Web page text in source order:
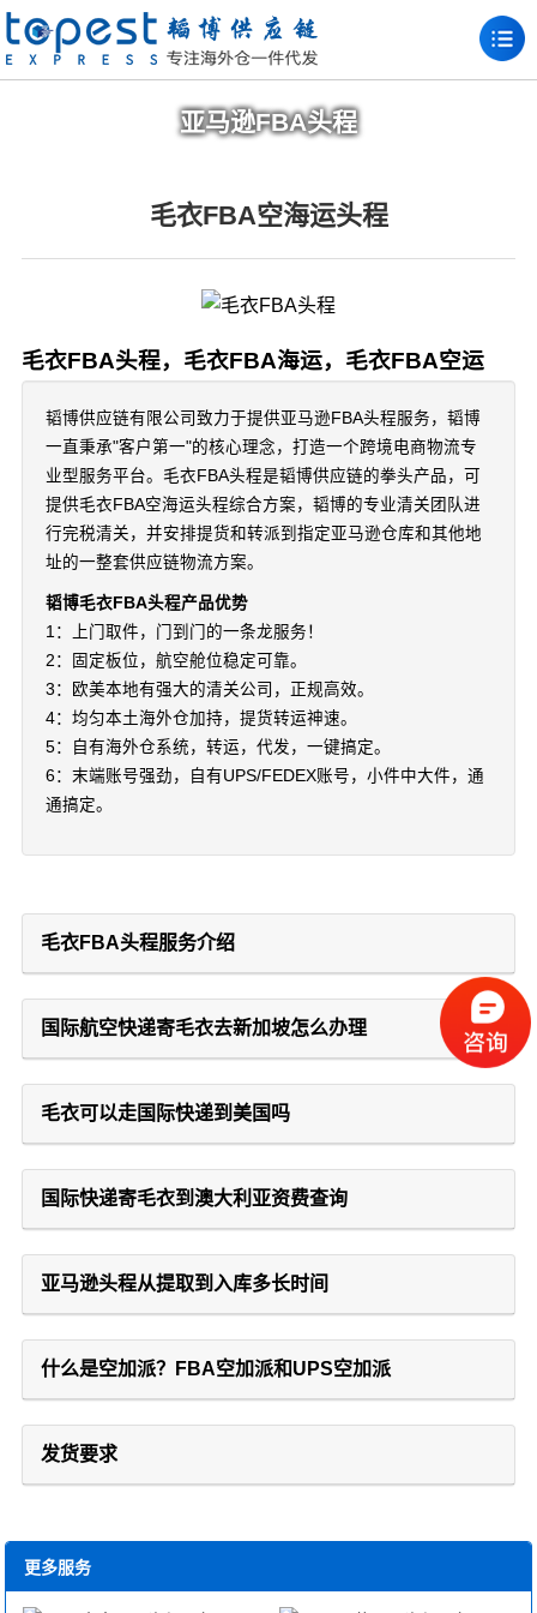
亚马逊FBA头程
毛衣FBA空海运头程
毛衣FBA头程，毛衣FBA海运，毛衣FBA空运
韬博供应链有限公司致力于提供亚马逊FBA头程服务，韬博
一直秉承"客户第一"的核心理念，打造一个跨境电商物流专
业型服务平台。毛衣FBA头程是韬博供应链的拳头产品，可
提供毛衣FBA空海运头程综合方案，韬博的专业清关团队进
行完税清关，并安排提货和转派到指定亚马逊仓库和其他地
址的一整套供应链物流方案。
韬博毛衣FBA头程产品优势
1：上门取件，门到门的一条龙服务！
2：固定板位，航空舱位稳定可靠。
3：欧美本地有强大的清关公司，正规高效。
4：均匀本土海外仓加持，提货转运神速。
5：自有海外仓系统，转运，代发，一键搞定。
6：末端账号强劲，自有UPS/FEDEX账号，小件中大件，通
通搞定。
毛衣FBA头程服务介绍
国际航空快递寄毛衣去新加坡怎么办理
毛衣可以走国际快递到美国吗
国际快递寄毛衣到澳大利亚资费查询
亚马逊头程从提取到入库多长时间
什么是空加派？FBA空加派和UPS空加派
发货要求
更多服务